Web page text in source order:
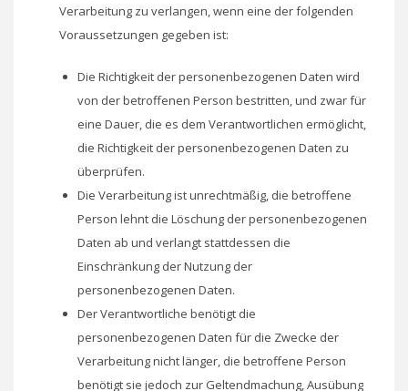
Verarbeitung zu verlangen, wenn eine der folgenden
Voraussetzungen gegeben ist:
Die Richtigkeit der personenbezogenen Daten wird
von der betroffenen Person bestritten, und zwar für
eine Dauer, die es dem Verantwortlichen ermöglicht,
die Richtigkeit der personenbezogenen Daten zu
überprüfen.
Die Verarbeitung ist unrechtmäßig, die betroffene
Person lehnt die Löschung der personenbezogenen
Daten ab und verlangt stattdessen die
Einschränkung der Nutzung der
personenbezogenen Daten.
Der Verantwortliche benötigt die
personenbezogenen Daten für die Zwecke der
Verarbeitung nicht länger, die betroffene Person
benötigt sie jedoch zur Geltendmachung, Ausübung